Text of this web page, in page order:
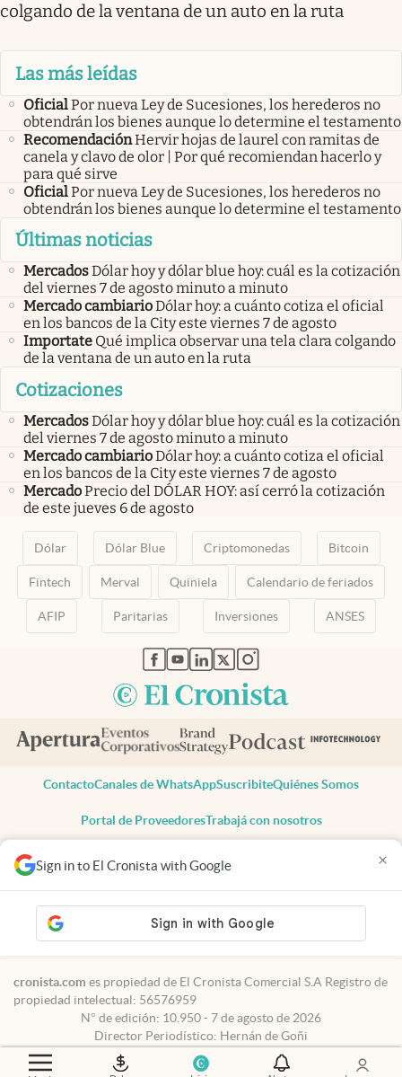
Sign in to El Cronista with Google ×
colgando de la ventana de un auto en la ruta
Las más leídas
OficialPor nueva Ley de Sucesiones, los herederos no
obtendrán los bienes aunque lo determine el testamento
RecomendaciónHervir hojas de laurel con ramitas de
canela y clavo de olor | Por qué recomiendan hacerlo y
para qué sirve
OficialPor nueva Ley de Sucesiones, los herederos no
obtendrán los bienes aunque lo determine el testamento
Últimas noticias
MercadosDólar hoy y dólar blue hoy: cuál es la cotización
del viernes 7 de agosto minuto a minuto
Mercado cambiarioDólar hoy: a cuánto cotiza el oficial
en los bancos de la City este viernes 7 de agosto
Importate Qué implica observar una tela clara colgando
de la ventana de un auto en la ruta
Cotizaciones
MercadosDólar hoy y dólar blue hoy: cuál es la cotización
del viernes 7 de agosto minuto a minuto
Mercado cambiarioDólar hoy: a cuánto cotiza el oficial
en los bancos de la City este viernes 7 de agosto
MercadoPrecio del DÓLAR HOY: así cerró la cotización
de este jueves 6 de agosto
Dólar Dólar Blue Criptomonedas Bitcoin
Fintech Merval Quiniela Calendario de feriados
AFIP Paritarias Inversiones ANSES
abre en nueva pestaña
abre en nueva pestaña
abre en nueva pestaña
abre en nueva pestaña
abre en nueva pestaña
ContactoCanales de WhatsAppSuscribiteQuiénes Somos
Portal de ProveedoresTrabajá con nosotros
Todos los derechos reservados
Privacidad
Consentimiento
Tel:+54 11 7078-3270
cronista.com es propiedad de El Cronista Comercial S.A Registro de
propiedad intelectual: 56576959
N° de edición: 10.950 - 7 de agosto de 2026
Director Periodístico: Hernán de Goñi